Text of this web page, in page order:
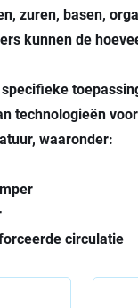
zuren, basen,
kunnen de
technologieën voor
waaronder:
circulatie